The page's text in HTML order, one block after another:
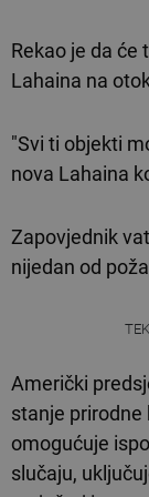
Rekao je da će
Lahaina na
"Svi ti objekti
nova Lahaina
Zapovjednik
nijedan od
Američki
stanje
omogućuje
slučaju,